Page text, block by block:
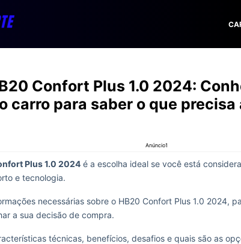
Confort Plus 1.0 2024:
carro para saber o que
Anúncio1
Plus 1.0 2024 é a escolha ideal se você está
e tecnologia.
necessárias sobre o HB20 Confort Plus 1.0 2024,
a sua decisão de compra.
técnicas, benefícios, desafios e quais são as